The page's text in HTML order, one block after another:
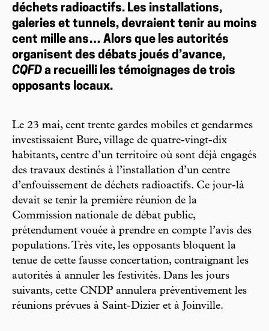
déchets radioactifs. Les installations,
galeries et tunnels, devraient tenir au moins
cent mille ans… Alors que les autorités
organisent des débats joués d’avance,
CQFD a recueilli les témoignages de trois
opposants locaux.
Le 23 mai, cent trente gardes mobiles et gendarmes
investissaient Bure, village de quatre-vingt-dix
habitants, centre d’un territoire où sont déjà engagés
des travaux destinés à l’installation d’un centre
d’enfouissement de déchets radioactifs. Ce jour-là
devait se tenir la première réunion de la
Commission nationale de débat public,
prétendument vouée à prendre en compte l’avis des
populations. Très vite, les opposants bloquent la
tenue de cette fausse concertation, contraignant les
autorités à annuler les festivités. Dans les jours
suivants, cette CNDP annulera préventivement les
réunions prévues à Saint-Dizier et à Joinville.